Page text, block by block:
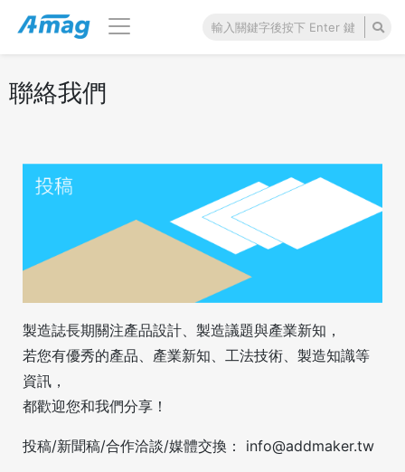
聯絡我們
製造誌長期關注產品設計、製造議題與產業新知，
若您有優秀的產品、產業新知、工法技術、製造知識等
資訊，
都歡迎您和我們分享！
投稿/新聞稿/合作洽談/媒體交換： info@addmaker.tw